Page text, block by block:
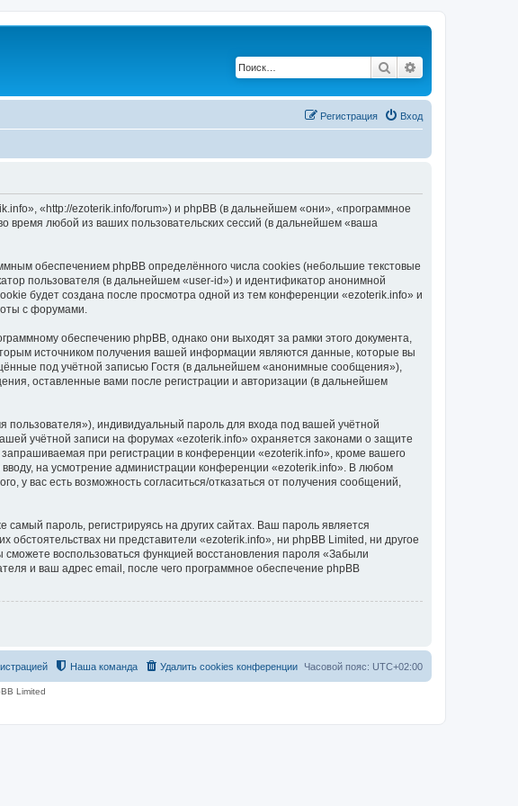
Поиск
Вход
Регистрация
«http://ezoterik.info/forum») и phpBB (в дальнейшем «они», «программное
время любой из ваших пользовательских сессий (в дальнейшем «ваша
обеспечением phpBB определённого числа cookies (небольшие текстовые
пользователя (в дальнейшем «user-id») и идентификатор анонимной
будет создана после просмотра одной из тем конференции «ezoterik.info» и
с форумами.
обеспечению phpBB, однако они выходят за рамки этого документа,
источником получения вашей информации являются данные, которые вы
под учётной записью Гостя (в дальнейшем «анонимные сообщения»),
оставленные вами после регистрации и авторизации (в дальнейшем
индивидуальный пароль для входа под вашей учётной
учётной записи на форумах «ezoterik.info» охраняется законами о защите
при регистрации в конференции «ezoterik.info», кроме вашего
на усмотрение администрации конференции «ezoterik.info». В любом
у вас есть возможность согласиться/отказаться от получения сообщений,
пароль, регистрируясь на других сайтах. Ваш пароль является
обстоятельствах ни представители «ezoterik.info», ни phpBB Limited, ни другое
воспользоваться функцией восстановления пароля «Забыли
и ваш адрес email, после чего программное обеспечение phpBB
Часовой пояс: UTC+02:00
Удалить cookies конференции
Наша команда
Limited